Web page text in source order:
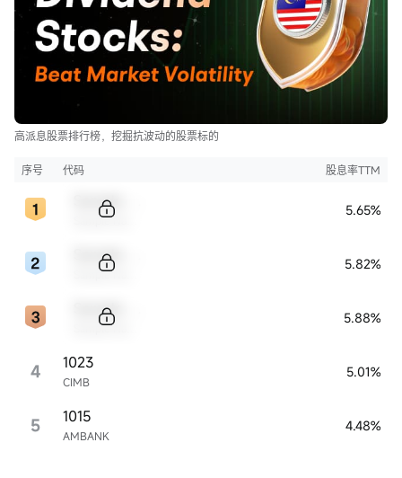
高派息股票排行榜，挖掘抗波动的股票标的
序号 代码 股息率TTM
5.65%
5.82%
5.88%
4 CIMB
1023 5.01%
5 AMBANK
1015 4.48%